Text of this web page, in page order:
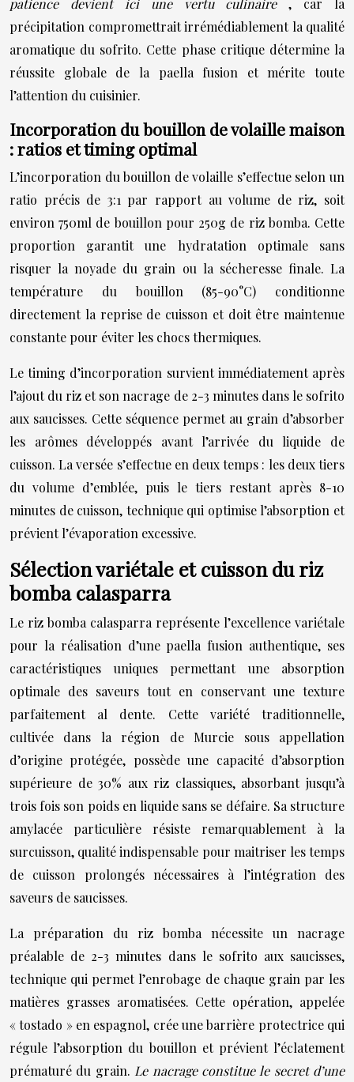
patience devient ici une vertu culinaire, car la
précipitation compromettrait irrémédiablement la qualité
aromatique du sofrito. Cette phase critique détermine la
réussite globale de la paella fusion et mérite toute
l’attention du cuisinier.
Incorporation du bouillon de volaille maison
: ratios et timing optimal
L’incorporation du bouillon de volaille s’effectue selon un
ratio précis de 3:1 par rapport au volume de riz, soit
environ 750ml de bouillon pour 250g de riz bomba. Cette
proportion garantit une hydratation optimale sans
risquer la noyade du grain ou la sécheresse finale. La
température du bouillon (85-90°C) conditionne
directement la reprise de cuisson et doit être maintenue
constante pour éviter les chocs thermiques.
Le timing d’incorporation survient immédiatement après
l’ajout du riz et son nacrage de 2-3 minutes dans le sofrito
aux saucisses. Cette séquence permet au grain d’absorber
les arômes développés avant l’arrivée du liquide de
cuisson. La versée s’effectue en deux temps : les deux tiers
du volume d’emblée, puis le tiers restant après 8-10
minutes de cuisson, technique qui optimise l’absorption et
prévient l’évaporation excessive.
Sélection variétale et cuisson du riz
bomba calasparra
Le riz bomba calasparra représente l’excellence variétale
pour la réalisation d’une paella fusion authentique, ses
caractéristiques uniques permettant une absorption
optimale des saveurs tout en conservant une texture
parfaitement al dente. Cette variété traditionnelle,
cultivée dans la région de Murcie sous appellation
d’origine protégée, possède une capacité d’absorption
supérieure de 30% aux riz classiques, absorbant jusqu’à
trois fois son poids en liquide sans se défaire. Sa structure
amylacée particulière résiste remarquablement à la
surcuisson, qualité indispensable pour maitriser les temps
de cuisson prolongés nécessaires à l’intégration des
saveurs de saucisses.
La préparation du riz bomba nécessite un nacrage
préalable de 2-3 minutes dans le sofrito aux saucisses,
technique qui permet l’enrobage de chaque grain par les
matières grasses aromatisées. Cette opération, appelée
« tostado » en espagnol, crée une barrière protectrice qui
régule l’absorption du bouillon et prévient l’éclatement
prématuré du grain. Le nacrage constitue le secret d’une